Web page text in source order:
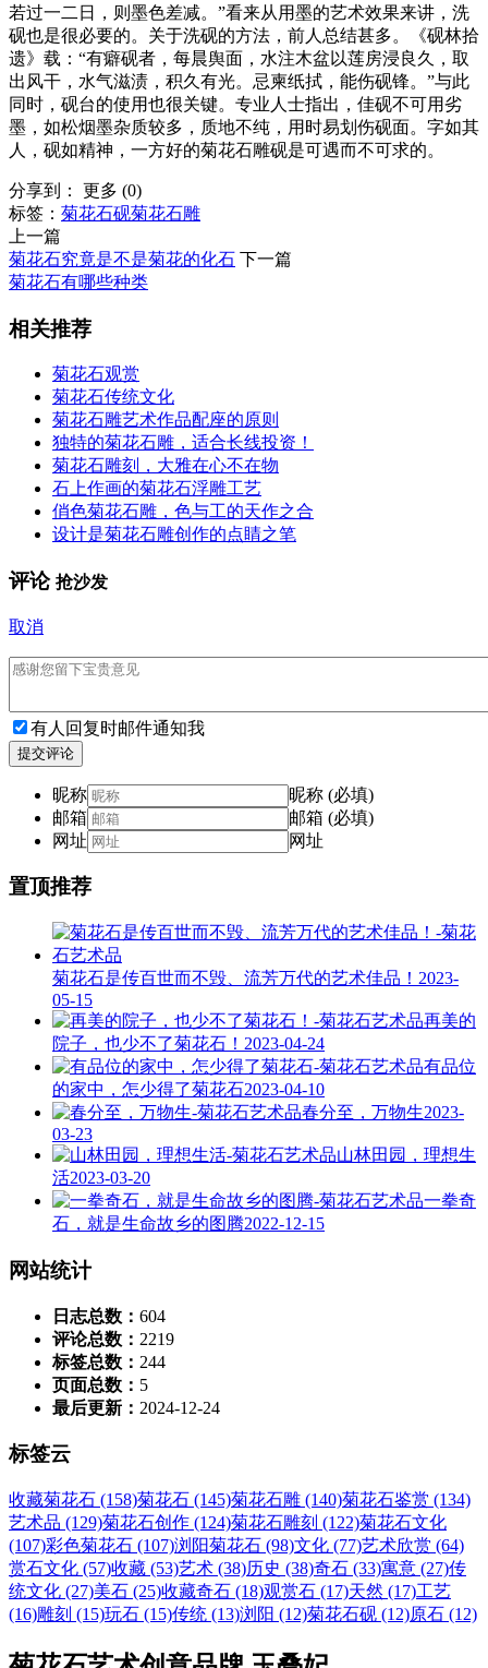
若过一二日，则墨色差减。”看来从用墨的艺术效果来讲，洗
砚也是很必要的。关于洗砚的方法，前人总结甚多。《砚林拾
遗》载：“有癖砚者，每晨舆面，水注木盆以莲房浸良久，取
出风干，水气滋渍，积久有光。忌柬纸拭，能伤砚锋。”与此
同时，砚台的使用也很关键。专业人士指出，佳砚不可用劣
墨，如松烟墨杂质较多，质地不纯，用时易划伤砚面。字如其
人，砚如精神，一方好的菊花石雕砚是可遇而不可求的。
分享到： 更多 (0)
标签： 菊花石砚菊花石雕
上一篇
菊花石究竟是不是菊花的化石 下一篇
菊花石有哪些种类
相关推荐
菊花石观赏
菊花石传统文化
菊花石雕艺术作品配座的原则
独特的菊花石雕，适合长线投资！
菊花石雕刻，大雅在心不在物
石上作画的菊花石浮雕工艺
俏色菊花石雕，色与工的天作之合
设计是菊花石雕创作的点睛之笔
评论 抢沙发
取消
有人回复时邮件通知我
提交评论
昵称
昵称 (必填)
邮箱
邮箱 (必填)
网址
网址
置顶推荐
菊花石是传百世而不毁、流芳万代的艺术佳品！ 2023-
05-15
再美的
院子，也少不了菊花石！ 2023-04-24
有品位
的家中，怎少得了菊花石2023-04-10
春分至，万物生2023-
03-23
山林田园，理想生
活2023-03-20
一拳奇
石，就是生命故乡的图腾2022-12-15
网站统计
日志总数： 604
评论总数： 2219
标签总数： 244
页面总数： 5
最后更新： 2024-12-24
标签云
收藏菊花石 (158)菊花石 (145)菊花石雕 (140)菊花石鉴赏 (134)
艺术品 (129)菊花石创作 (124)菊花石雕刻 (122)菊花石文化
(107)彩色菊花石 (107)浏阳菊花石 (98)文化 (77)艺术欣赏 (64)
赏石文化 (57)收藏 (53)艺术 (38)历史 (38)奇石 (33)寓意 (27)传
统文化 (27)美石 (25)收藏奇石 (18)观赏石 (17)天然 (17)工艺
(16)雕刻 (15)玩石 (15)传统 (13)浏阳 (12)菊花石砚 (12)原石 (12)